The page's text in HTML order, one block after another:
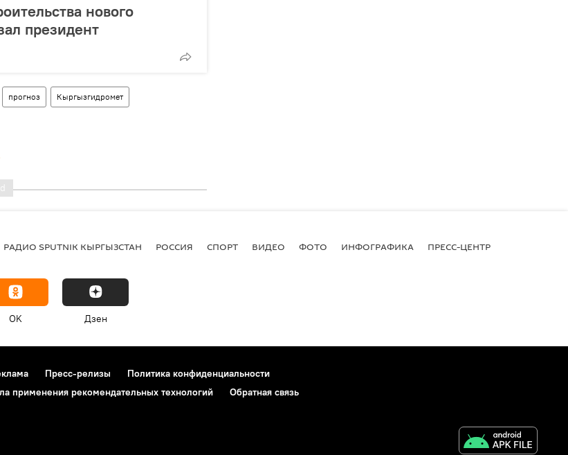
нового
президент
прогноз Кыргызгидромет
РАДИО SPUTNIK КЫРГЫЗСТАН РОССИЯ СПОРТ ВИДЕО ФОТО ИНФОГРАФИКА ПРЕСС-ЦЕНТР
OK Дзен
Пресс-релизы
Политика конфиденциальности
применения рекомендательных технологий Обратная связь